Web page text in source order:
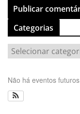
Categorias
a
e
Não há eventos futuros